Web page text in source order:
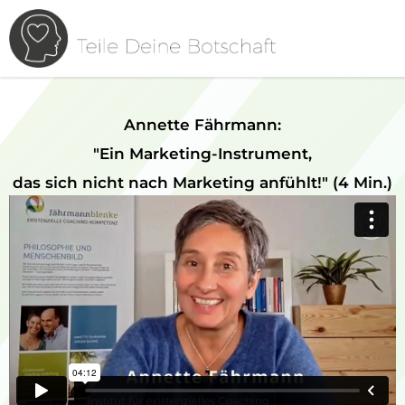
Annette Fährmann:
"Ein Marketing-Instrument,
das sich nicht nach Marketing anfühlt!" (4 Min.)